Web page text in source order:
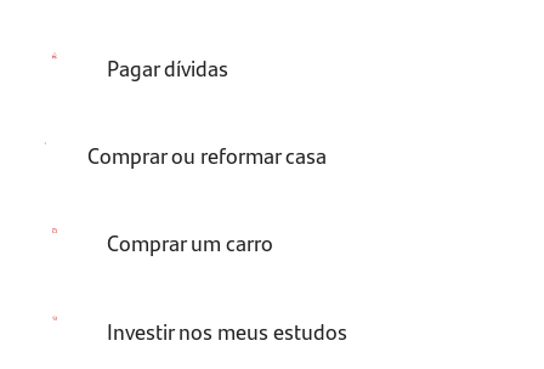
Pagar dívidas
Comprar ou reformar casa
Comprar um carro
Investir nos meus estudos